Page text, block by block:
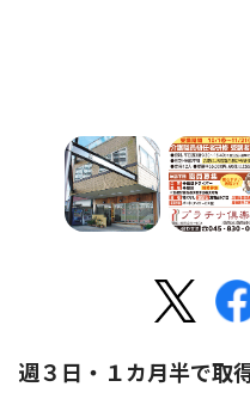
週３日・１カ月半で取